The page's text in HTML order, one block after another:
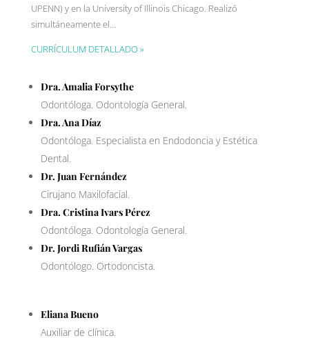
UPENN) y en la University of Illinois Chicago. Realizó
simultáneamente el…
CURRÍCULUM DETALLADO »
Dra.Amalia Forsythe
Odontóloga. Odontología General.
Dra. Ana Díaz
Odontóloga. Especialista en Endodoncia y Estética
Dental.
Dr. Juan Fernández
Cirujano Maxilofacial.
Dra. Cristina Ivars Pérez
Odontóloga. Odontología General.
Dr. Jordi Rufián Vargas
Odontólogo. Ortodoncista.
Eliana Bueno
Auxiliar de clínica.